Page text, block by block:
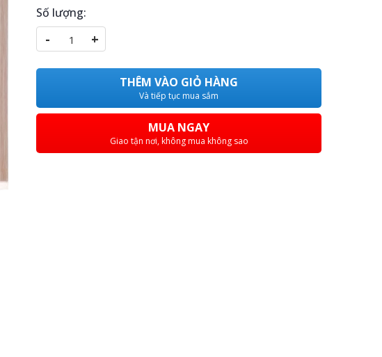
Số lượng:
- +
THÊM VÀO GIỎ HÀNG
Và tiếp tục mua sắm
MUA NGAY
Giao tận nơi, không mua không sao